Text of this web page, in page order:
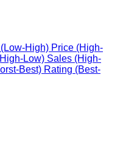
High) Price (High-
Low) Sales (High-
Best) Rating (Best-